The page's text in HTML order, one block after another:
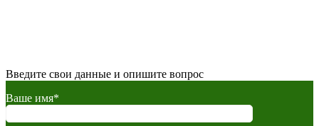
Введите свои данные и опишите вопрос
Ваше имя*